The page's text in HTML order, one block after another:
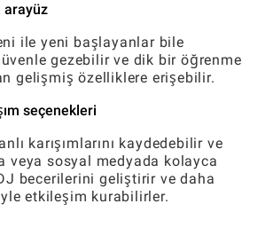
arayüz
ile yeni başlayanlar bile
gezebilir ve dik bir öğrenme
gelişmiş özelliklere erişebilir.
seçenekleri
karışımlarını kaydedebilir ve
veya sosyal medyada kolayca
becerilerini geliştirir ve daha
etkileşim kurabilirler.